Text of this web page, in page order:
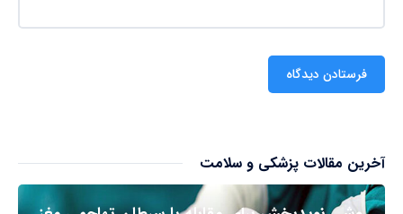
آخرین مقالات پزشکی و سلامت